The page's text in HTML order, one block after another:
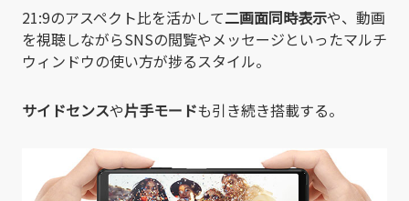
21:9のアスペクト比を活かして二画面同時表示や、動画
を視聴しながらSNSの閲覧やメッセージといったマルチ
ウィンドウの使い方が捗るスタイル。
サイドセンスや片手モードも引き続き搭載する。